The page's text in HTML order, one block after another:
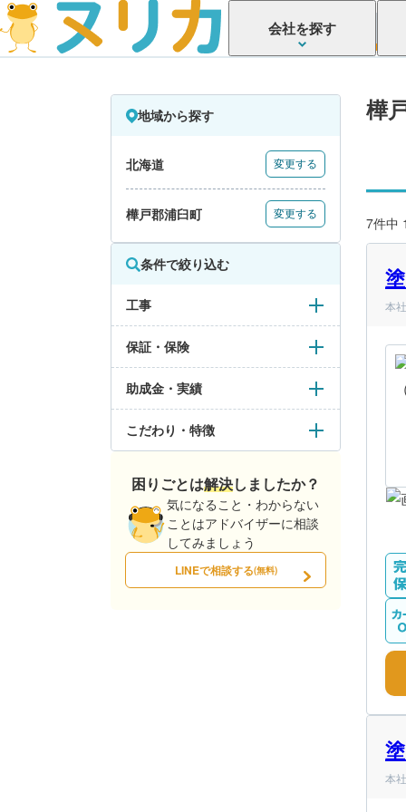
会社を探す
地域から探す
北海道 変更する
樺戸郡浦臼町 変更する
条件で絞り込む
工事
保証・保険
助成金・実績
こだわり・特徴
困りごとは解決しましたか？
気になること・わからない
ことはアドバイザーに相談
してみましょう
LINEで相談する(無料)
樺
7件中
本
本